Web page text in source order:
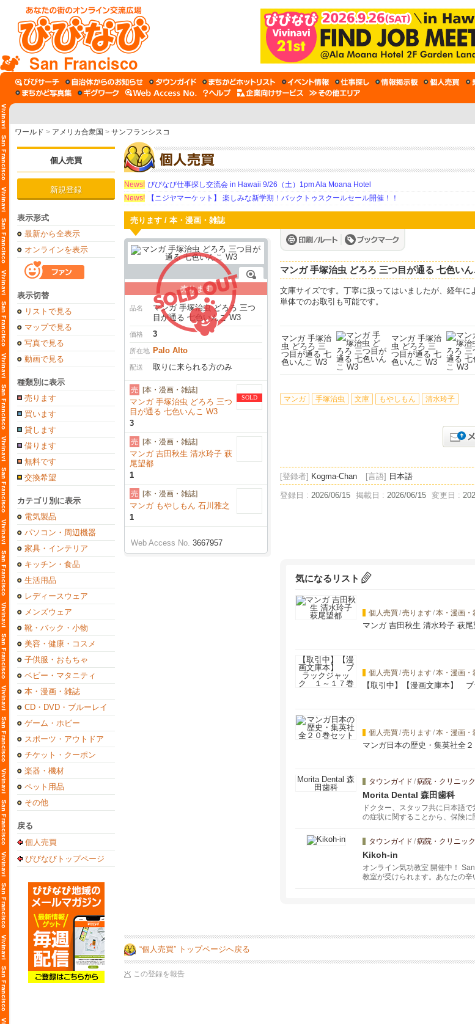
San Francisco
ワールド > アメリカ合衆国 > サンフランシスコ
個人売買
新規登録
表示形式
最新から全表示
オンラインを表示
表示切替
リストで見る
マップで見る
写真で見る
動画で見る
種類別に表示
売ります
買います
貸します
借ります
無料です
交換希望
カテゴリ別に表示
電気製品
パソコン・周辺機器
家具・インテリア
キッチン・食品
生活用品
レディースウェア
メンズウェア
靴・バック・小物
美容・健康・コスメ
子供服・おもちゃ
ベビー・マタニティ
本・漫画・雑誌
CD・DVD・ブルーレイ
ゲーム・ホビー
スポーツ・アウトドア
チケット・クーポン
楽器・機材
ペット用品
その他
戻る
個人売買
びびなびトップページ
News! びびなび仕事探し交流会 in Hawaii 9/26（土）1pm Ala Moana Hotel
News!
【ニジヤマーケット】 楽しみな新学期！バックトゥスクールセール開催！！
売ります / 本・漫画・雑誌
売ります
品名
マンガ 手塚治虫 どろろ 三つ
目が通る 七色いんこ W3
価格 3
所在地 Palo Alto
配送 取りに来られる方のみ
SOLD
売 [本・漫画・雑誌]
マンガ 手塚治虫 どろろ 三つ
目が通る 七色いんこ W3
3
売 [本・漫画・雑誌]
マンガ 吉田秋生 清水玲子 萩
尾望都
1
売 [本・漫画・雑誌]
マンガ もやしもん 石川雅之
1
Web Access No. 3667957
マンガ 手塚治虫 どろろ 三つ目が通る 七色い
文庫サイズです。丁寧に扱ってはいましたが、経年に
単体でのお取引も可能です。
マンガ 手塚治虫 文庫 もやしもん 清水玲子
[登録者] Kogma-Chan [言語] 日本語
登録日 : 2026/06/15 掲載日 : 2026/06/15 変更日 :
気になるリスト
個人売買 /売ります/本・漫画・
マンガ 吉田秋生 清水玲子 萩尾
個人売買 /売ります/本・漫画・
【取引中】【漫画文庫本】
個人売買 /売ります/本・漫画・
マンガ日本の歴史・集英社全２
タウンガイド /病院・クリニック
Morita Dental 森田歯科
ドクター、スタッフ共に日本語
の症状に関することから、保険
歯科医療機器により、安全で正
タウンガイド /病院・クリニック
Kikoh-in
オンライン気功教室 開催中！
教室が受けられます。あなたの
“個人売買” トップページへ戻る
この登録を報告